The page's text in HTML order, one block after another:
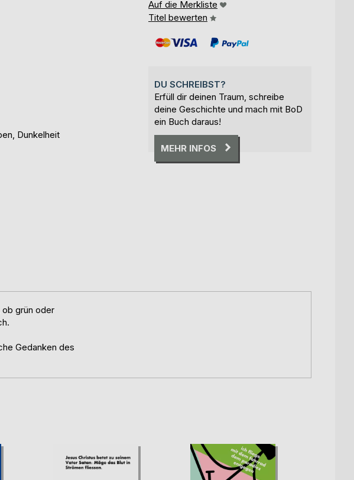
Dunkelheit
Auf die Merkliste
Titel bewerten
DU SCHREIBST?
Erfüll dir deinen Traum, schreibe
deine Geschichte und mach mit BoD
ein Buch daraus!
MEHR INFOS
grün oder
Gedanken des